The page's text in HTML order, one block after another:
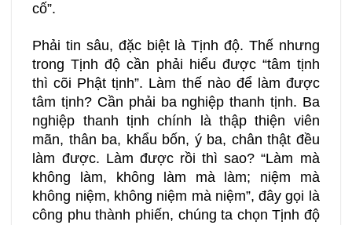
cố”.
Phải tin sâu, đặc biệt là Tịnh độ. Thế nhưng
trong Tịnh độ cần phải hiểu được “tâm tịnh
thì cõi Phật tịnh”. Làm thế nào để làm được
tâm tịnh? Cần phải ba nghiệp thanh tịnh. Ba
nghiệp thanh tịnh chính là thập thiện viên
mãn, thân ba, khẩu bốn, ý ba, chân thật đều
làm được. Làm được rồi thì sao? “Làm mà
không làm, không làm mà làm; niệm mà
không niệm, không niệm mà niệm”, đây gọi là
công phu thành phiến, chúng ta chọn Tịnh độ